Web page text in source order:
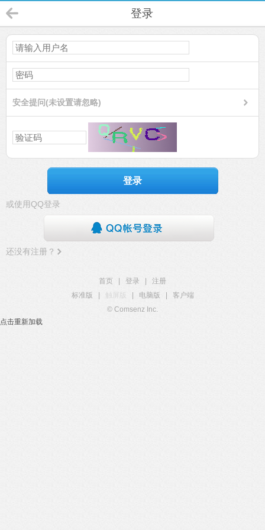
登录
安全提问(未设置请忽略)
登录
或使用QQ登录
还没有注册？
首页 登录
注册
标准版
触屏版 电脑版
客户端
© Comsenz Inc.
点击重新加载